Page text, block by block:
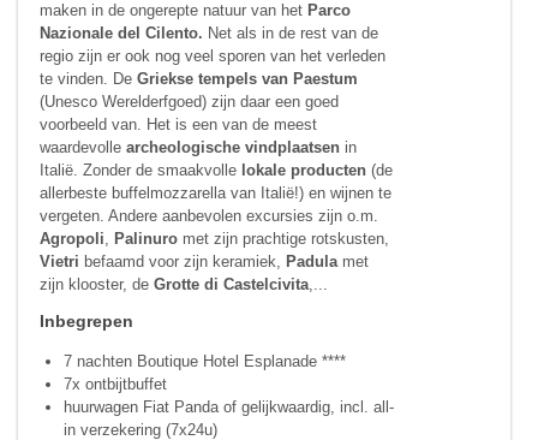
maken in de ongerepte natuur van het Parco
Nazionale del Cilento. Net als in de rest van de
regio zijn er ook nog veel sporen van het verleden
te vinden. DeGriekse tempels van Paestum
(Unesco Werelderfgoed) zijn daar een goed
voorbeeld van. Het is een van de meest
waardevollearcheologische vindplaatsen in
Italië. Zonder de smaakvolle lokale producten (de
allerbeste buffelmozzarella van Italië!) en wijnen te
vergeten. Andere aanbevolen excursies zijn o.m.
Agropoli, Palinuro met zijn prachtige rotskusten,
Vietri befaamd voor zijn keramiek, Padula met
zijn klooster, deGrotte di Castelcivita,...
Inbegrepen
7 nachten Boutique Hotel Esplanade ****
7x ontbijtbuffet
huurwagen Fiat Panda of gelijkwaardig, incl. all-
in verzekering (7x24u)